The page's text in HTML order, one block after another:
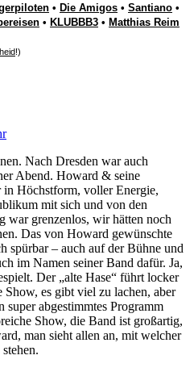
• Die Amigos • Santiano •
• KLUBBB3 • Matthias Reim
!)
Nach Dresden war auch
Abend. Howard & seine
Höchstform, voller Energie,
mit sich und von den
war grenzenlos, wir hätten noch
Das von Howard gewünschte
spürbar – auch auf der Bühne und
im Namen seiner Band dafür. Ja,
Der „alte Hase“ führt locker
Show, es gibt viel zu lachen, aber
super abgestimmtes Programm
Show, die Band ist großartig,
man sieht allen an, mit welcher